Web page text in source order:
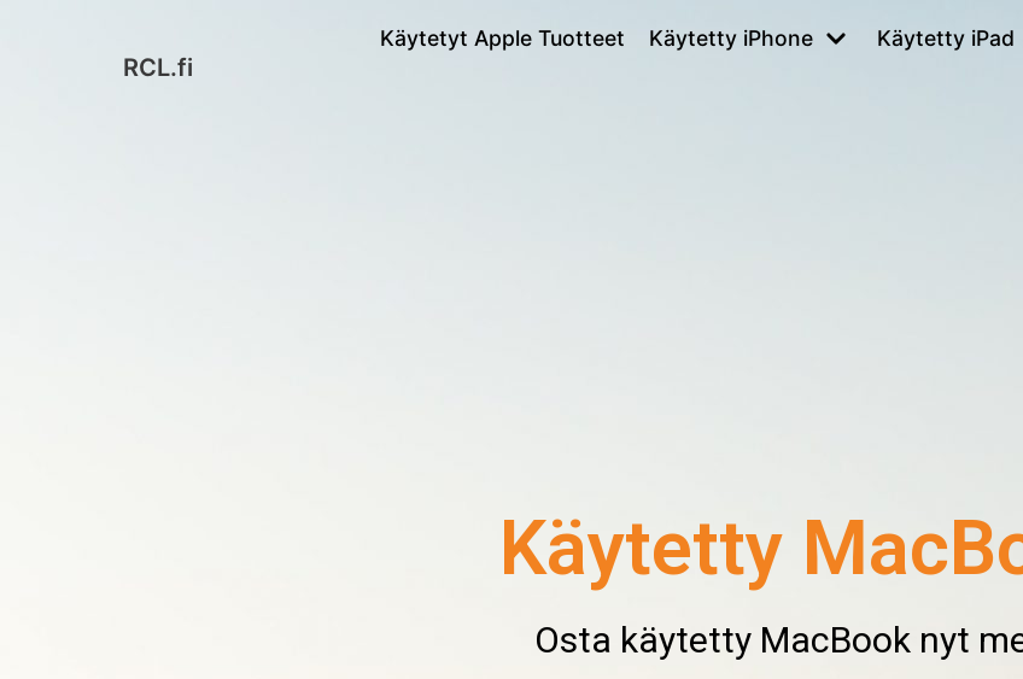
RCL.fi
Käytetyt Apple Tuotteet Käytetty iPhone Käytetty iPad
Käytetty
Osta käytetty MacBook nyt